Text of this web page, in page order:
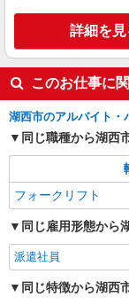
詳細を見
このお仕事に
湖西市のアルバイト・
同じ職種から湖西
フォークリフト
同じ雇用形態から
派遣社員
同じ特徴から湖西